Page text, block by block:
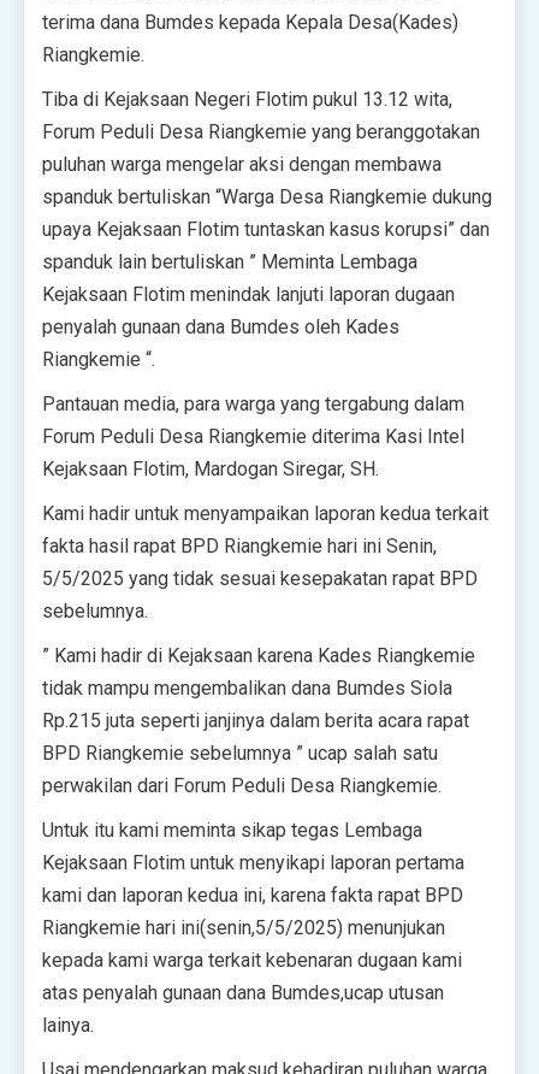
terima dana Bumdes kepada Kepala Desa(Kades)
Riangkemie.
Tiba di Kejaksaan Negeri Flotim pukul 13.12 wita,
Forum Peduli Desa Riangkemie yang beranggotakan
puluhan warga mengelar aksi dengan membawa
spanduk bertuliskan “Warga Desa Riangkemie dukung
upaya Kejaksaan Flotim tuntaskan kasus korupsi” dan
spanduk lain bertuliskan ” Meminta Lembaga
Kejaksaan Flotim menindak lanjuti laporan dugaan
penyalah gunaan dana Bumdes oleh Kades
Riangkemie “.
Pantauan media, para warga yang tergabung dalam
Forum Peduli Desa Riangkemie diterima Kasi Intel
Kejaksaan Flotim, Mardogan Siregar, SH.
Kami hadir untuk menyampaikan laporan kedua terkait
fakta hasil rapat BPD Riangkemie hari ini Senin,
5/5/2025 yang tidak sesuai kesepakatan rapat BPD
sebelumnya.
” Kami hadir di Kejaksaan karena Kades Riangkemie
tidak mampu mengembalikan dana Bumdes Siola
Rp.215 juta seperti janjinya dalam berita acara rapat
BPD Riangkemie sebelumnya ” ucap salah satu
perwakilan dari Forum Peduli Desa Riangkemie.
Untuk itu kami meminta sikap tegas Lembaga
Kejaksaan Flotim untuk menyikapi laporan pertama
kami dan laporan kedua ini, karena fakta rapat BPD
Riangkemie hari ini(senin,5/5/2025) menunjukan
kepada kami warga terkait kebenaran dugaan kami
atas penyalah gunaan dana Bumdes,ucap utusan
lainya.